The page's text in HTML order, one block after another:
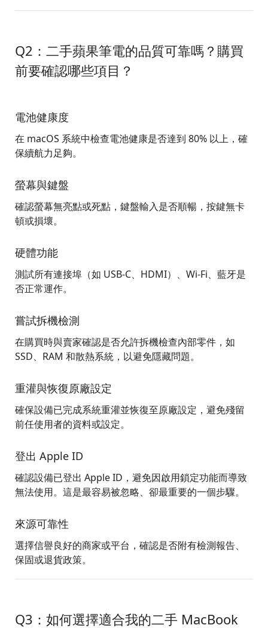
Q2：二手蘋果筆電的品質可靠嗎？購買
前要確認哪些項目？
電池健康度
在 macOS 系統中檢查電池健康是否達到 80% 以上，確
保續航力足夠。
螢幕與鍵盤
確認螢幕無亮點或死點，鍵盤輸入是否順暢，按鍵無卡
頓或損壞。
硬體功能
測試所有連接埠（如 USB-C、HDMI）、Wi-Fi、藍牙是
否正常運作。
嘗試拆機檢測
在購買時與賣家確認是否允許拆機檢查內部零件，如
SSD、RAM 和散熱系統，以避免隱藏問題。
重灌與恢復原廠設定
確保設備已完成系統重灌並恢復至原廠設定，避免殘留
前任使用者的資料或設定。
登出 Apple ID
確認設備已登出 Apple ID，避免因啟用鎖定功能而導致
無法使用。這是最容易被忽略、卻最重要的一個步驟。
來源可靠性
選擇信譽良好的商家或平台，確認是否附有檢測報告、
保固或退貨政策。
Q3：如何選擇適合我的二手 MacBook